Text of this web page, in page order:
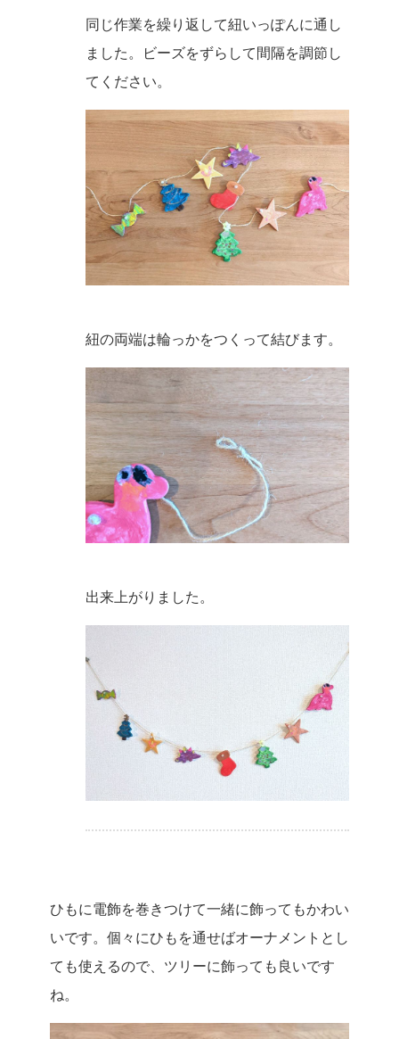
同じ作業を繰り返して紐いっぽんに通し
ました。ビーズをずらして間隔を調節し
てください。
紐の両端は輪っかをつくって結びます。
出来上がりました。
ひもに電飾を巻きつけて一緒に飾ってもかわい
いです。個々にひもを通せばオーナメントとし
ても使えるので、ツリーに飾っても良いです
ね。